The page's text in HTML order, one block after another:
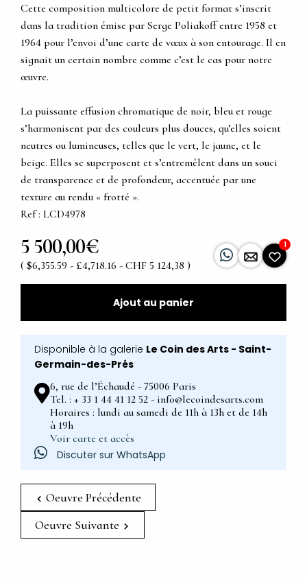
Cette composition multicolore de petit format s’inscrit
dans la tradition émise par Serge Poliakoff entre 1958 et
1964 pour l’envoi d’une carte de vœux à son entourage. Il en
signait un certain nombre comme c’est le cas pour notre
œuvre.
La puissante effusion chromatique de noir, bleu et rouge
s’harmonisent par des couleurs plus douces, qu’elles soient
neutres ou lumineuses, telles que le vert, le jaune, et le
beige. Elles se superposent et s’entremêlent dans un souci
de transparence et de profondeur, accentuée par une
texture au rendu « frotté ».
Ref : LCD4978
5 500,00€
( $6,355.59 - £4,718.16 - CHF 5 124,38 )
1
Ajout au panier
Disponible à la galerie Le Coin des Arts - Saint-
Germain-des-Prés
6, rue de l’Échaudé - 75006 Paris
Tel. : + 33 1 44 41 12 52 - info@lecoindesarts.com
Horaires : lundi au samedi de 11h à 13h et de 14h
à 19h
Voir carte et accès
Discuter sur WhatsApp
Oeuvre Précédente
Oeuvre Suivante